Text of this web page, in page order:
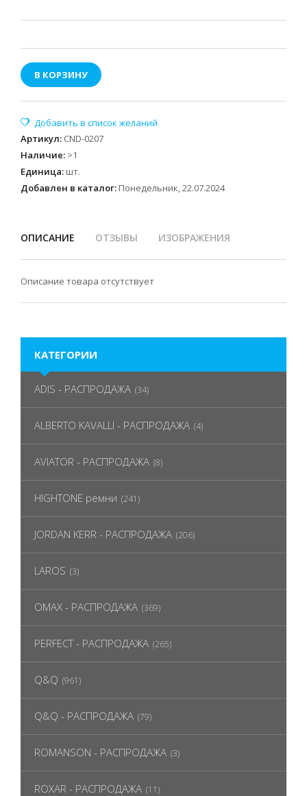
В КОРЗИНУ
Артикул: CND-0207
Наличие: >1
Единица: шт.
Добавлен в каталог: Понедельник, 22.07.2024
ОПИСАНИЕ ОТЗЫВЫ ИЗОБРАЖЕНИЯ
Описание товара отсутствует
КАТЕГОРИИ
ADIS - РАСПРОДАЖА (34)
ALBERTO KAVALLI - РАСПРОДАЖА (4)
AVIATOR - РАСПРОДАЖА (8)
HIGHTONE ремни (241)
JORDAN KERR - РАСПРОДАЖА (206)
LAROS (3)
OMAX - РАСПРОДАЖА (369)
PERFECT - РАСПРОДАЖА (265)
Q&Q (961)
Q&Q - РАСПРОДАЖА (79)
ROMANSON - РАСПРОДАЖА (3)
ROXAR - РАСПРОДАЖА (11)